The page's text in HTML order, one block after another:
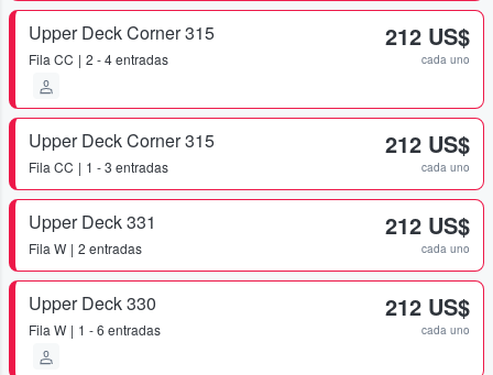
Upper Deck Corner 315
Fila CC 2 - 4 entradas
212 US$
cada uno
Upper Deck Corner 315
Fila CC 1 - 3 entradas
212 US$
cada uno
Upper Deck 331
Fila W 2 entradas
212 US$
cada uno
Upper Deck 330
Fila W 1 - 6 entradas
212 US$
cada uno